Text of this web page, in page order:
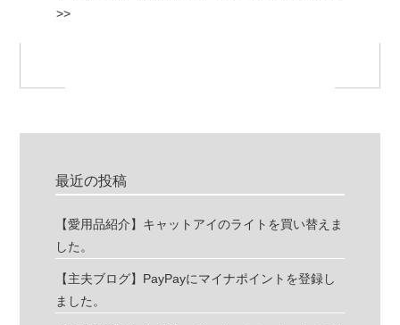
>>
最近の投稿
【愛用品紹介】キャットアイのライトを買い替えま
した。
【主夫ブログ】PayPayにマイナポイントを登録し
ました。